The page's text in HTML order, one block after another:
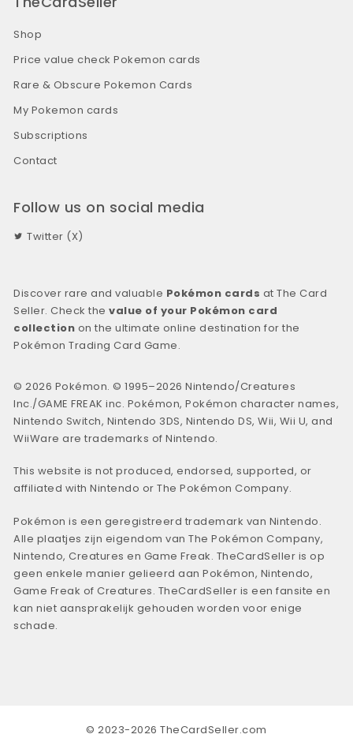
Shop
Price value check Pokemon cards
Rare & Obscure Pokemon Cards
My Pokemon cards
Subscriptions
Contact
Follow us on social media
Twitter (X)
Discover rare and valuable Pokémon cards at The Card
Seller. Check thevalue of your Pokémon card
collection on the ultimate online destination for the
Pokémon Trading Card Game.
© 2026 Pokémon. © 1995–2026 Nintendo/Creatures
Inc./GAME FREAK inc. Pokémon, Pokémon character names,
Nintendo Switch, Nintendo 3DS, Nintendo DS, Wii, Wii U, and
WiiWare are trademarks of Nintendo.
This website is not produced, endorsed, supported, or
affiliated with Nintendo or The Pokémon Company.
Pokémon is een geregistreerd trademark van Nintendo.
Alle plaatjes zijn eigendom van The Pokémon Company,
Nintendo, Creatures en Game Freak. TheCardSeller is op
geen enkele manier gelieerd aan Pokémon, Nintendo,
Game Freak of Creatures. TheCardSeller is een fansite en
kan niet aansprakelijk gehouden worden voor enige
schade.
© 2023-2026 TheCardSeller.com